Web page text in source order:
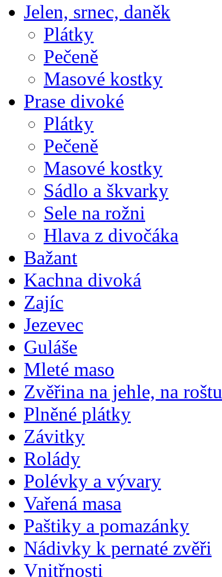
Jelen, srnec, daněk
Plátky
Pečeně
Masové kostky
Prase divoké
Plátky
Pečeně
Masové kostky
Sádlo a škvarky
Sele na rožni
Hlava z divočáka
Bažant
Kachna divoká
Zajíc
Jezevec
Guláše
Mleté maso
Zvěřina na jehle, na roštu
Plněné plátky
Závitky
Rolády
Polévky a vývary
Vařená masa
Paštiky a pomazánky
Nádivky k pernaté zvěři
Vnitřnosti